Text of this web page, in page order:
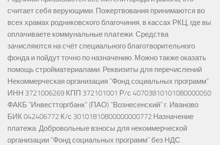
считает себя верующими. Пожертвования принимаются во
всех храмах родниковского благочиния, в кассах РКЦ, где вы
оплачиваете коммунальные платежи. Средства
зачисляются на счёт специального благотворительного
фонда и пойдут точно по назначению. Можно также оказать
помощь стройматериалами. Реквизиты для перечислений
Некоммерческая организация "Фонд социальных программ"
ИНН 3721006269 КПП 372101001 Р/с 40703810101080000050
ФАКБ "Инвестторгбанк" (ПАО) "Вознесенский" г. Иваново
БИК 042406772 К/с 30101810800000000772 Назначение
платежа: Добровольные взносы для некоммерческой
организации "Фонд социальных программ" без НДС.